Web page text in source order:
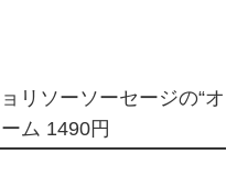
リソーソーセージの“オ
ム 1490円